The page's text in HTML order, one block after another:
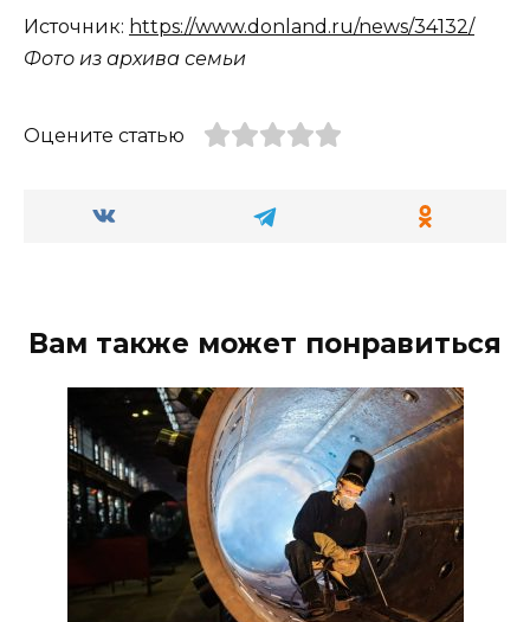
Источник: https://www.donland.ru/news/34132/
Фото из архива семьи
Оцените статью
Вам также может понравиться